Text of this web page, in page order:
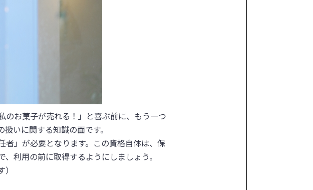
のお菓子が売れる！」と喜ぶ前に、もう一つ
いに関する知識の面です。
」が必要となります。この資格自体は、保
利用の前に取得するようにしましょう。